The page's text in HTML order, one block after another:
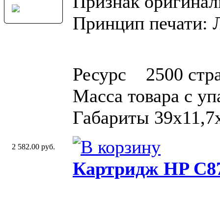
Принцип печати:
Ресурс 2500
Масса товара с
Габариты
2 582.00 руб.
Картридж HP